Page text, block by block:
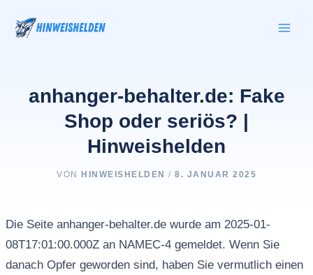
Inhalt
springen
anhanger-behalter.de: Fake
Shop oder seriös? |
Hinweishelden
VON HINWEISHELDEN / 8. JANUAR 2025
Die Seite anhanger-behalter.de wurde am 2025-01-
08T17:01:00.000Z an NAMEC-4 gemeldet. Wenn Sie
danach Opfer geworden sind, haben Sie vermutlich einen